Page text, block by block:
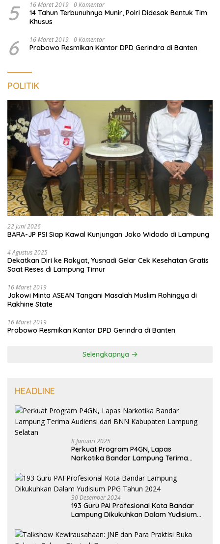
5 16 Maret 2019 0 Komentar
14 Tahun Terbunuhnya Munir, Polri Didesak Bentuk Tim
Khusus
6 16 Maret 2019 0 Komentar
Prabowo Resmikan Kantor DPD Gerindra di Banten
POLITIK
22 Juni 2026
BARA-JP PSI Siap Kawal Kunjungan Joko Widodo di Lampung
4 Agustus 2025
Dekatkan Diri ke Rakyat, Yusnadi Gelar Cek Kesehatan Gratis
Saat Reses di Lampung Timur
16 Maret 2019
Jokowi Minta ASEAN Tangani Masalah Muslim Rohingya di
Rakhine State
16 Maret 2019
Prabowo Resmikan Kantor DPD Gerindra di Banten
Selengkapnya
HEADLINE
8 Januari 2025
Perkuat Program P4GN, Lapas
Narkotika Bandar Lampung Terima
Selatan
30 Desember 2024
193 Guru PAI Profesional Kota Bandar
Lampung Dikukuhkan Dalam Yudisium